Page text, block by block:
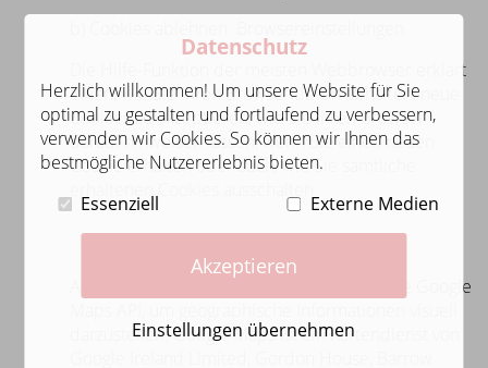
Die Hilfe-Funktion der meisten Webbrowser erklärt
Ihnen, wie Sie Ihren Browser davon abhalten, neue
Cookies zu akzeptieren, wie Sie Ihren Browser
darauf hinweisen lassen, wenn Sie einen neuen
Cookie erhalten oder auch, wie Sie sämtliche
Google Maps
Auf unserer Internetseite verwenden wir die Google
darzustellen. Google Maps ist ein Kartendienst von
Datenschutz
Herzlich willkommen! Um unsere Website für Sie
optimal zu gestalten und fortlaufend zu verbessern,
verwenden wir Cookies. So können wir Ihnen das
bestmögliche Nutzererlebnis bieten.
Essenziell
Externe Medien
Akzeptieren
Einstellungen übernehmen